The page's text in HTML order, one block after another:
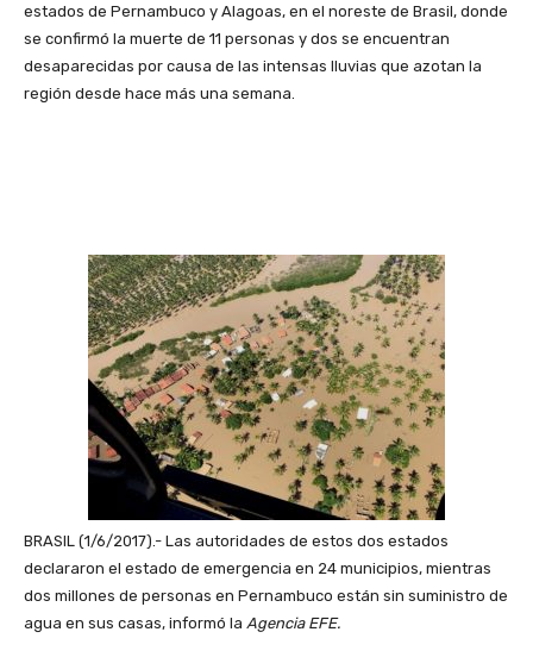
estados de Pernambuco y Alagoas, en el noreste de Brasil, donde
se confirmó la muerte de 11 personas y dos se encuentran
desaparecidas por causa de las intensas lluvias que azotan la
región desde hace más una semana.
BRASIL (1/6/2017).- Las autoridades de estos dos estados
declararon el estado de emergencia en 24 municipios, mientras
dos millones de personas en Pernambuco están sin suministro de
agua en sus casas, informó la Agencia EFE.